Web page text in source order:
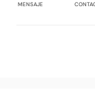
MENSAJE